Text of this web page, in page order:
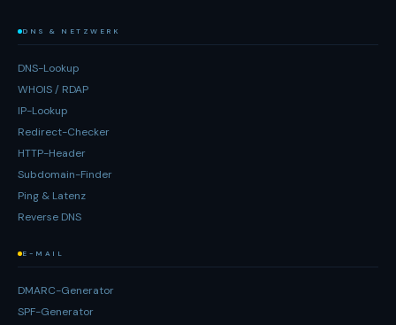
DNS & NETZWERK
DNS-Lookup
WHOIS / RDAP
IP-Lookup
Redirect-Checker
HTTP-Header
Subdomain-Finder
Ping & Latenz
Reverse DNS
E-MAIL
DMARC-Generator
SPF-Generator